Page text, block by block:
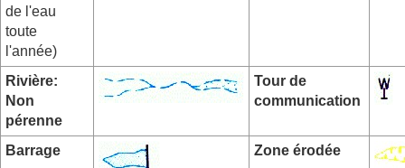
de l'eau
toute
l'année)
Rivière:
Non
pérenne
Tour de
communication
Barrage Zone érodée